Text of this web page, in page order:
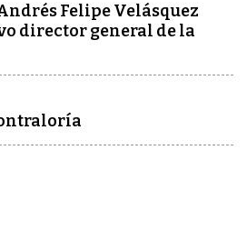
Felipe Velásquez
director general de la